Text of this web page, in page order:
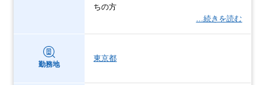
ちの方
…続きを読む
勤務地
東京都